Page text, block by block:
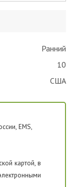
Ранний
10
США
EMS,
картой, в